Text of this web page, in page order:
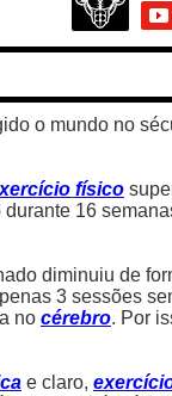
o mundo no
físico
16
diminuiu de
3 sessões
no cérebro. Por
e claro,